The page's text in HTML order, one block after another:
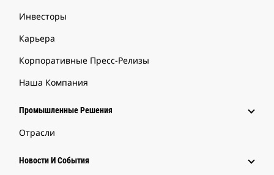
Инвесторы
Карьера
Корпоративные Пресс-Релизы
Наша Компания
Промышленные Решения
Отрасли
Новости И События